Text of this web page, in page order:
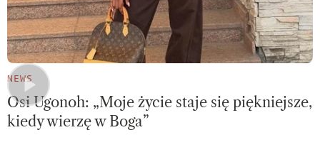
NEWS
Osi Ugonoh: „Moje życie staje się piękniejsze,
kiedy wierzę w Boga”